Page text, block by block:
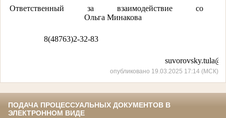
Ответственный за взаимодействие со
Ольга Минакова
8(48763)2-32-83
su
опубликовано 19.03.2025 17:14 (МСК)
ПОДАЧА ПРОЦЕССУАЛЬНЫХ ДОКУМЕНТОВ В
ЭЛЕКТРОННОМ ВИДЕ